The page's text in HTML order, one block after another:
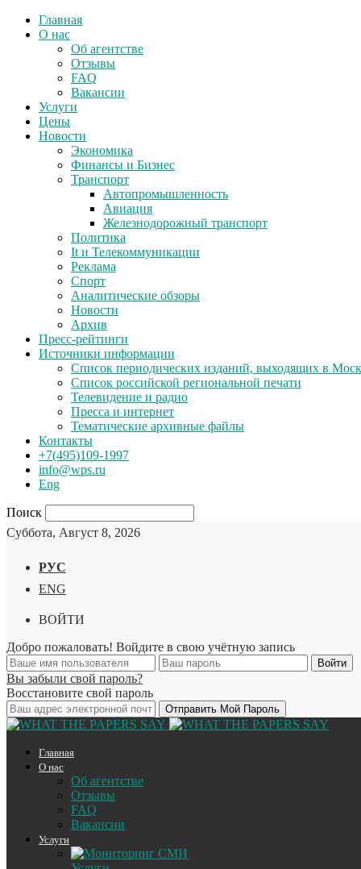
Главная
О нас
Об агентстве
Отзывы
FAQ
Вакансии
Услуги
Цены
Новости
Экономика
Финансы и Бизнес
Транспорт
Автопромышленность
Авиация
Железнодорожный транспорт
Политика
It и Телекоммуникации
Реклама
Спорт
Аналитические обзоры
Новости
Архив
Пресс-рейтинги
Источники информации
Список периодических изданий, выходящих в
Список российской региональной печати
Телевидение и радио
Пресса и интернет
Тематические архивные файлы
Контакты
+7(495)109-1997
info@wps.ru
Eng
Поиск
Суббота, Август 8, 2026
РУС
ENG
ВОЙТИ
Добро пожаловать! Войдите в свою учётную запись
Вы забыли свой пароль?
Восстановите свой пароль
Главная
О нас
Об агентстве
Отзывы
FAQ
Вакансии
Услуги